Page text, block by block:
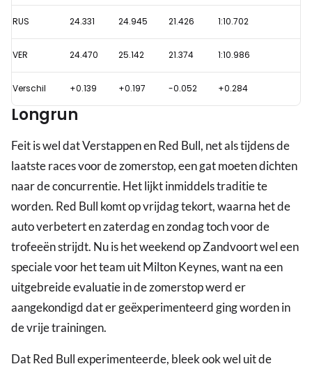
tonen
aan:
Verstappen
gat
naar
concurrentie
dichten,
maar
mag
optimistisch
zijn
RUS 24.331 24.945 21.426 1:10.702
VER 24.470 25.142 21.374 1:10.986
Verschil +0.139 +0.197 -0.052 +0.284
Longrun
Feit is wel dat Verstappen en Red Bull, net als tijdens de
laatste races voor de zomerstop, een gat moeten dichten
naar de concurrentie. Het lijkt inmiddels traditie te
worden. Red Bull komt op vrijdag tekort, waarna het de
auto verbetert en zaterdag en zondag toch voor de
trofeeën strijdt. Nu is het weekend op Zandvoort wel een
speciale voor het team uit Milton Keynes, want na een
uitgebreide evaluatie in de zomerstop werd er
aangekondigd dat er geëxperimenteerd ging worden in
de vrije trainingen.
Dat Red Bull experimenteerde, bleek ook wel uit de